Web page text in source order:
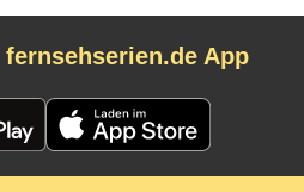
fernsehserien.de App